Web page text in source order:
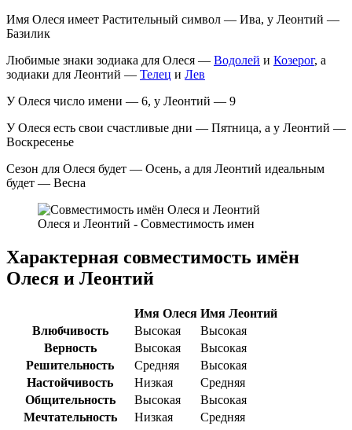
Имя Олеся имеет Растительный символ — Ива, у Леонтий —
Базилик
Любимые знаки зодиака для Олеся — Водолей и Козерог, а
зодиаки для Леонтий — Телец и Лев
У Олеся число имени — 6, у Леонтий — 9
У Олеся есть свои счастливые дни — Пятница, а у Леонтий —
Воскресенье
Сезон для Олеся будет — Осень, а для Леонтий идеальным
будет — Весна
Олеся и Леонтий - Совместимость имен
Характерная совместимость имён
Олеся и Леонтий
Имя Олеся Имя Леонтий
Влюбчивость
Высокая
Высокая
Верность
Высокая
Высокая
Решительность
Средняя
Высокая
Настойчивость
Низкая
Средняя
Общительность
Высокая
Высокая
Мечтательность
Низкая
Средняя